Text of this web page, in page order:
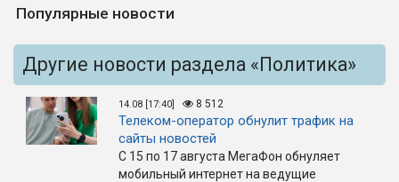
Популярные новости
Другие новости раздела «Политика»
14.08 [17:40] 8 512
Телеком-оператор обнулит трафик на
сайты новостей
С 15 по 17 августа МегаФон обнуляет
мобильный интернет на ведущие